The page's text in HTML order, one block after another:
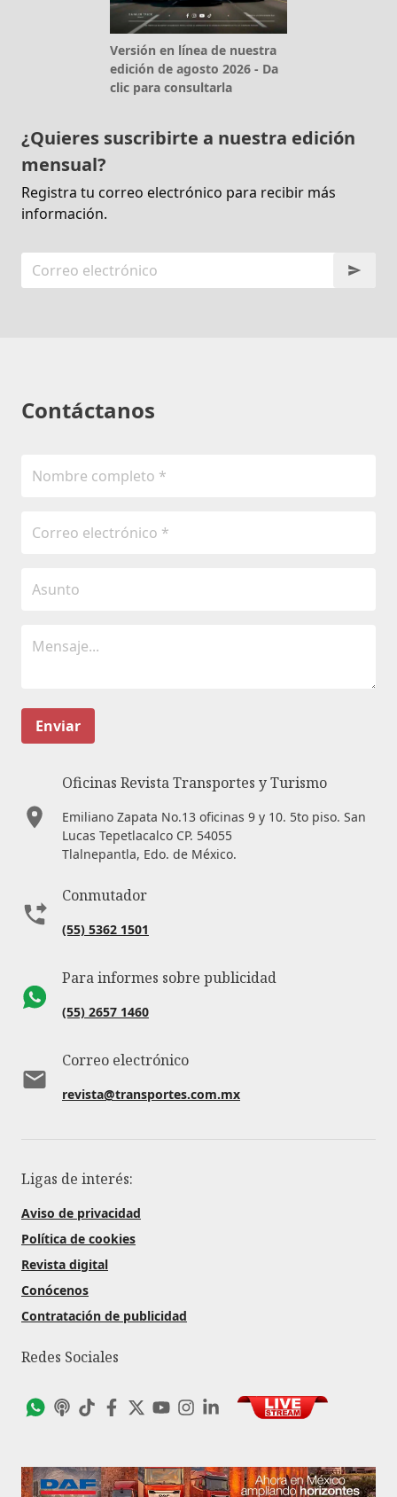
Versión en línea de nuestra
edición de agosto 2026 - Da
clic para consultarla
¿Quieres suscribirte a nuestra edición
mensual?
Registra tu correo electrónico para recibir más
información.
Contáctanos
Enviar
Oficinas Revista Transportes y Turismo
Emiliano Zapata No.13 oficinas 9 y 10. 5to piso. San
Lucas Tepetlacalco CP. 54055
Tlalnepantla, Edo. de México.
Conmutador
(55) 5362 1501
Para informes sobre publicidad
(55) 2657 1460
Correo electrónico
revista@transportes.com.mx
Ligas de interés:
Aviso de privacidad
Política de cookies
Revista digital
Conócenos
Contratación de publicidad
Redes Sociales